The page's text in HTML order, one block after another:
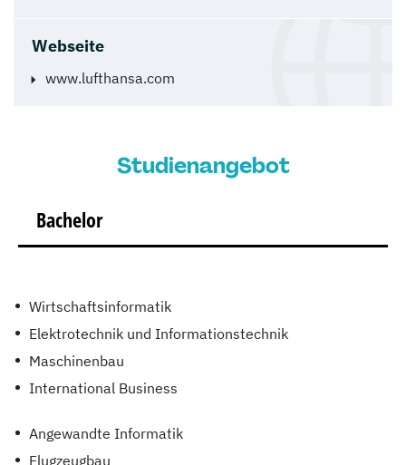
Webseite
www.lufthansa.com
Studienangebot
Bachelor
Wirtschaftsinformatik
Elektrotechnik und Informationstechnik
Maschinenbau
International Business
Angewandte Informatik
Flugzeugbau